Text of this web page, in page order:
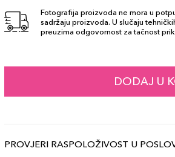
Fotografija proizvoda ne mora u
sadržaju proizvoda. U slučaju
preuzima odgovornost za tačnost
DODAJ U
PROVJERI RASPOLOŽIVOST U